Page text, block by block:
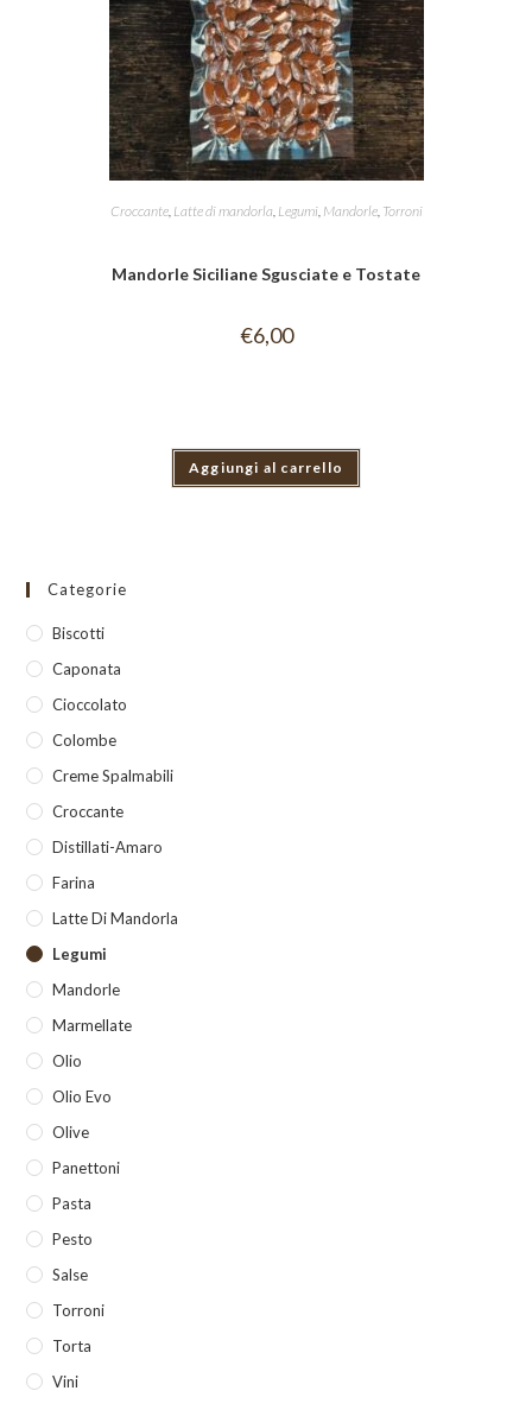
Croccante, Latte di mandorla, Legumi, Mandorle, Torroni
Mandorle Siciliane Sgusciate e Tostate
€6,00
Aggiungi al carrello
Categorie
Biscotti
Caponata
Cioccolato
Colombe
Creme Spalmabili
Croccante
Distillati-Amaro
Farina
Latte Di Mandorla
Legumi
Mandorle
Marmellate
Olio
Olio Evo
Olive
Panettoni
Pasta
Pesto
Salse
Torroni
Torta
Vini